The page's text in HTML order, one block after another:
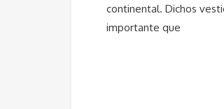
continental. Dichos
importante que